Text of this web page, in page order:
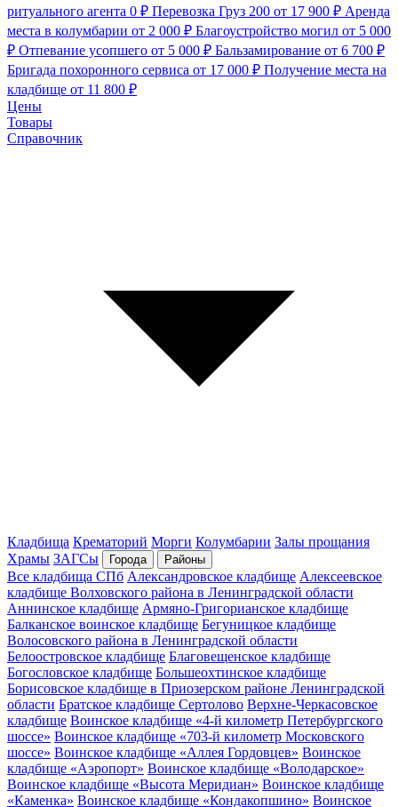
ритуального агента 0 ₽ Перевозка Груз 200 от 17 900 ₽ Аренда
места в колумбарии от 2 000 ₽ Благоустройство могил от 5 000
₽ Отпевание усопшего от 5 000 ₽ Бальзамирование от 6 700 ₽
Бригада похоронного сервиса от 17 000 ₽ Получение места на
кладбище от 11 800 ₽
Цены
Товары
Справочник
Кладбища Крематорий Морги Колумбарии Залы прощания
Храмы ЗАГСы Города Районы
Все кладбища СПб Александровское кладбище Алексеевское
кладбище Волховского района в Ленинградской области
Аннинское кладбище Армяно-Григорианское кладбище
Балканское воинское кладбище Бегуницкое кладбище
Волосовского района в Ленинградской области
Белоостровское кладбище Благовещенское кладбище
Богословское кладбище Большеохтинское кладбище
Борисовское кладбище в Приозерском районе Ленинградской
области Братское кладбище Сертолово Верхне-Черкасовское
кладбище Воинское кладбище «4-й километр Петербургского
шоссе» Воинское кладбище «703-й километр Московского
шоссе» Воинское кладбище «Аллея Гордовцев» Воинское
кладбище «Аэропорт» Воинское кладбище «Володарское»
Воинское кладбище «Высота Меридиан» Воинское кладбище
«Каменка» Воинское кладбище «Кондакопшино» Воинское